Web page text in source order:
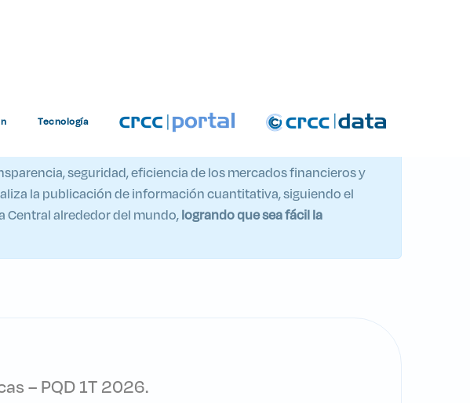
Tecnología
seguridad, eficiencia de los mercados financieros y
la publicación de información cuantitativa, siguiendo el
Central alrededor del mundo,logrando que sea fácil la
– PQD 1T 2026.